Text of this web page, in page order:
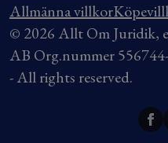
Allmänna villkor
© 2026 Allt Om Juridik,
AB Org.nummer
- All rights reserved.